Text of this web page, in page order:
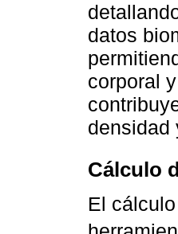
datos
corporal
densidad
Cálculo
El